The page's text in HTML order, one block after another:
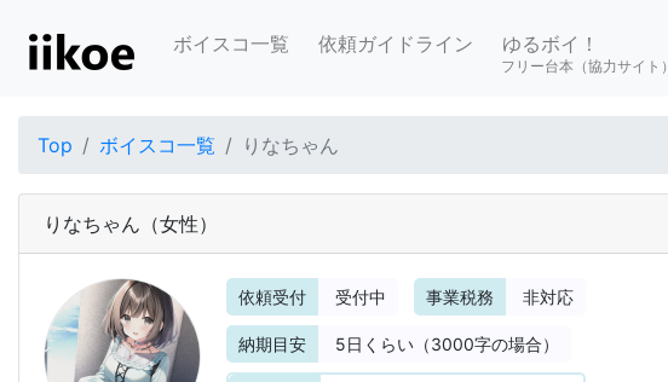
ボイスコ一覧 依頼ガイドライン ゆるボイ！
フリー台本（協力サイト）
Top ボイスコ一覧 りなちゃん
りなちゃん （女性）
依頼受付 受付中 事業税務 非対応
納期目安 5日くらい（3000字の場合）